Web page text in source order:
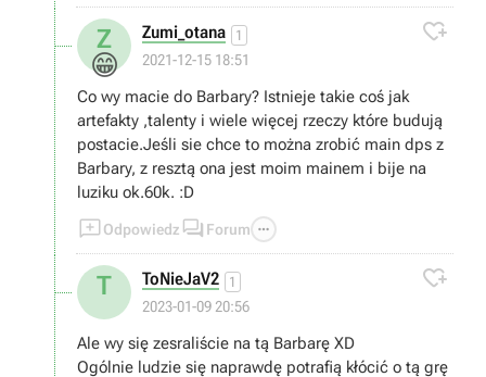
szansy trafienia postaci limitowanej. Losowanie
postsci w genshin to prosty mechanizm gacha i to w
jakim miejscu lub w jaki sposób robi się wishe nic
nie zmienia
Z
😁
Zumi_otana 1
2021-12-15 18:51

Co wy macie do Barbary? Istnieje takie coś jak
artefakty ,talenty i wiele więcej rzeczy które budują
postacie.Jeśli sie chce to można zrobić main dps z
Barbary, z resztą ona jest moim mainem i bije na
luziku ok.60k. :D
Odpowiedz  Forum 
T ToNieJaV2 1
2023-01-09 20:56

Ale wy się zesraliście na tą Barbarę XD
Ogólnie ludzie się naprawdę potrafią kłócić o tą grę